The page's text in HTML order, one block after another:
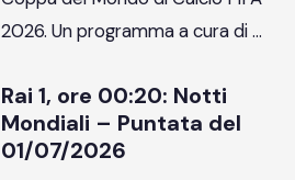
2026. Un programma a cura di …
Rai 1, ore 00:20: Notti
Mondiali – Puntata del
01/07/2026